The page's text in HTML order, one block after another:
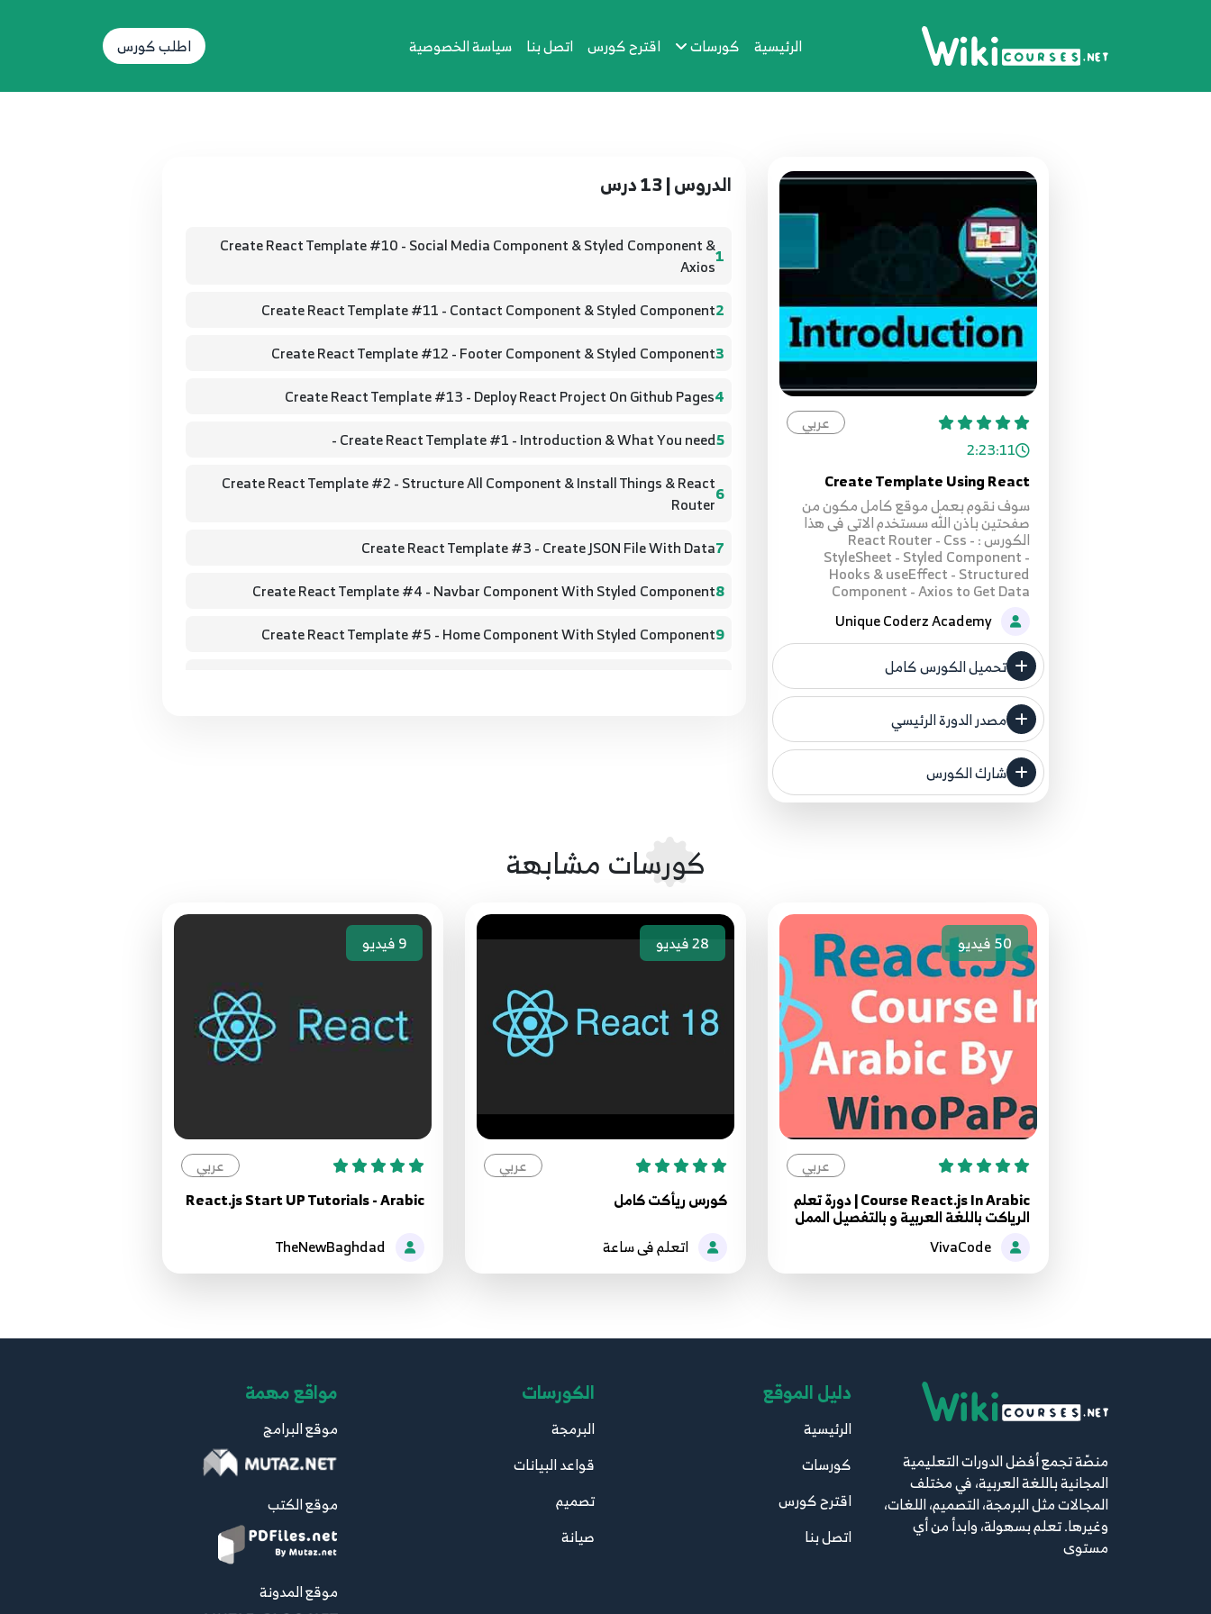
الرئيسية كورسات اقترح كورس اتصل بنا سياسة الخصوصية اطلب كورس
عربي
2:23:11
Create Template Using React
سوف نقوم بعمل موقع كامل مكون من
صفحتين باذن الله سستخدم الاتى فى هذا
الكورس : - React Router - Css
StyleSheet - Styled Component -
Hooks & useEffect - Structured
Component - Axios to Get Data
Unique Coderz Academy
تحميل الكورس كامل
مصدر الدورة الرئيسي
فنحن لا ندعي ملكية أي دورة ولهذا نضع
المصدر الأصلي لكم
مصدر الدورة الرئيسي
شارك الكورس
الدروس | 13 درس
1
Create React Template #10 - Social Media Component & Styled Component &
Axios
2
Create React Template #11 - Contact Component & Styled Component
3
Create React Template #12 - Footer Component & Styled Component
4
Create React Template #13 - Deploy React Project On Github Pages
5
Create React Template #1 - Introduction & What You need -
6
Create React Template #2 - Structure All Component & Install Things & React
Router
7
Create React Template #3 - Create JSON File With Data
8
Create React Template #4 - Navbar Component With Styled Component
9
Create React Template #5 - Home Component With Styled Component
Create React Template #9 - About Component & Styled Component
كورسات مشابهة
50فيديو
عربي
Course React.js In Arabic | دورة تعلم
الرياكت باللغة العربية و بالتفصيل الممل
28فيديو
عربي
كورس ريأكت كامل
اتعلم فى ساعة
9فيديو
عربي
React.js Start UP Tutorials - Arabic
منصّة تجمع أفضل الدورات التعليمية
المجانية باللغة العربية، في مختلف
المجالات مثل البرمجة، التصميم، اللغات،
وغيرها. تعلم بسهولة، وابدأ من أي
مستوى
دليل الموقع
الرئيسية
كورسات
اقترح كورس
اتصل بنا
الكورسات
البرمجة
قواعد البيانات
تصميم
صيانة
مواقع مهمة
موقع البرامج
موقع الكتب
موقع المدونة